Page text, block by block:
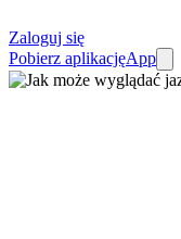
Zaloguj się
Pobierz aplikacjęApp